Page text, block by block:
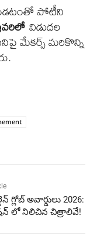
పోటీని
విడుదల
మేకర్స్ మరికొన్ని
గ్లోబ్ అవార్డులు 2026:
‌లో నిలిచిన చిత్రాలివే!